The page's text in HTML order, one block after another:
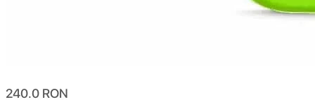
240.0 RON